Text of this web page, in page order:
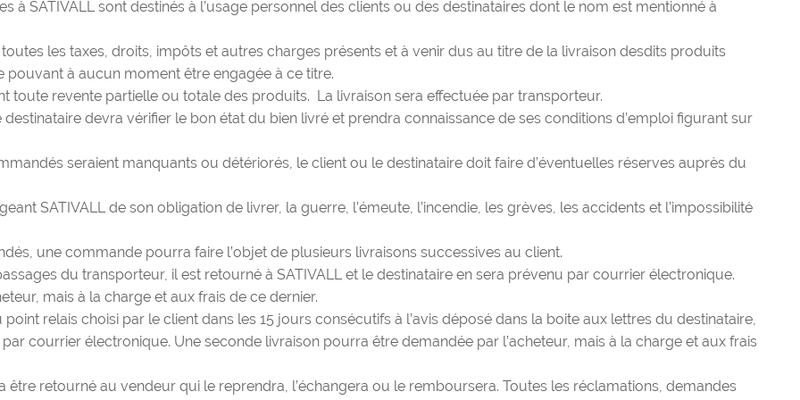
à SATIVALL sont destinés à l’usage personnel des clients ou des destinataires dont le nom est mentionné à
les taxes, droits, impôts et autres charges présents et à venir dus au titre de la livraison desdits produits
pouvant à aucun moment être engagée à ce titre.
toute revente partielle ou totale des produits. La livraison sera effectuée par transporteur.
devra vérifier le bon état du bien livré et prendra connaissance de ses conditions d’emploi figurant sur
seraient manquants ou détériorés, le client ou le destinataire doit faire d’éventuelles réserves auprès du
SATIVALL de son obligation de livrer, la guerre, l’émeute, l’incendie, les grèves, les accidents et l’impossibilité
une commande pourra faire l’objet de plusieurs livraisons successives au client.
du transporteur, il est retourné à SATIVALL et le destinataire en sera prévenu par courrier électronique.
mais à la charge et aux frais de ce dernier.
relais choisi par le client dans les 15 jours consécutifs à l’avis déposé dans la boite aux lettres du destinataire,
courrier électronique. Une seconde livraison pourra être demandée par l’acheteur, mais à la charge et aux frais
retourné au vendeur qui le reprendra, l’échangera ou le remboursera. Toutes les réclamations, demandes